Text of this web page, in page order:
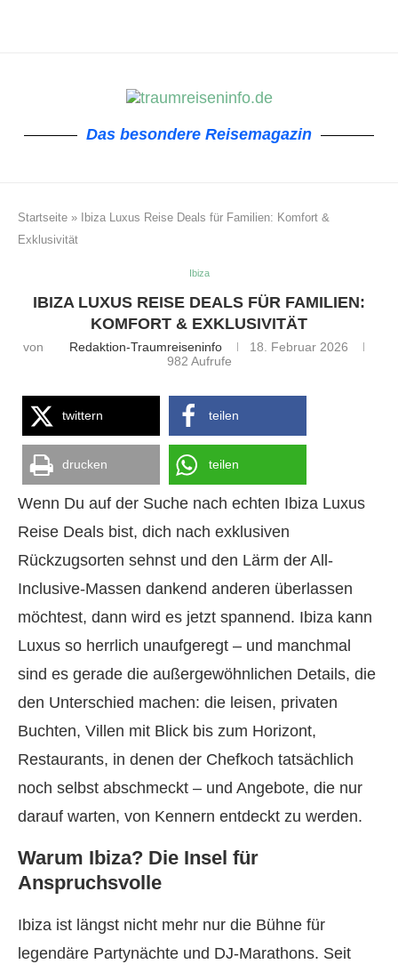
Das besondere Reisemagazin
Startseite »
Ibiza Luxus Reise Deals für Familien: Komfort &
Exklusivität
Ibiza
IBIZA LUXUS REISE DEALS FÜR FAMILIEN:
KOMFORT & EXKLUSIVITÄT
von Redaktion-Traumreiseninfo
18. Februar 2026
982 Aufrufe
twittern teilen
drucken teilen
Wenn Du auf der Suche nach echten Ibiza Luxus
Reise Deals bist, dich nach exklusiven
Rückzugsorten sehnst und den Lärm der All-
Inclusive-Massen dankend anderen überlassen
möchtest, dann wird es jetzt spannend. Ibiza kann
Luxus so herrlich unaufgeregt – und manchmal
sind es gerade die außergewöhnlichen Details, die
den Unterschied machen: die leisen, privaten
Buchten, Villen mit Blick bis zum Horizont,
Restaurants, in denen der Chefkoch tatsächlich
noch selbst abschmeckt – und Angebote, die nur
darauf warten, von Kennern entdeckt zu werden.
Warum Ibiza? Die Insel für
Anspruchsvolle
Ibiza ist längst nicht mehr nur die Bühne für
legendäre Partynächte und DJ-Marathons. Seit